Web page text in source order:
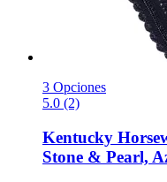
3 Opciones
5.0 (2)
Kentucky
Stone & Pearl,